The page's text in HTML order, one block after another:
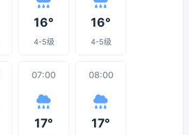
16°
4-5级
16°
4-5级
07:00
17°
08:00
17°